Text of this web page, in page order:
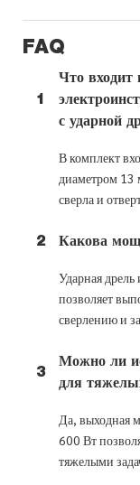
FAQ
1
Что входит
с ударной
В комплект
диаметром 13
сверла и
2 Какова
Ударная
позволяет
сверлению и
3
Можно ли
для
Да, выходная
600 Вт
тяжелыми